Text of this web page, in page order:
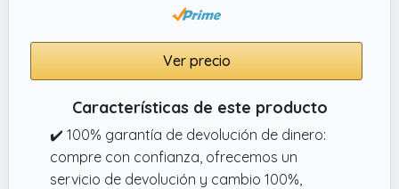
Ver precio
Características de este producto
✔️ 100% garantía de devolución de dinero:
compre con confianza, ofrecemos un
servicio de devolución y cambio 100%,